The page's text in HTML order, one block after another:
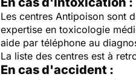
Les centres Antipoison sont
expertise en toxicologie
aide par téléphone au
La liste des centres est à
En cas d'accident :